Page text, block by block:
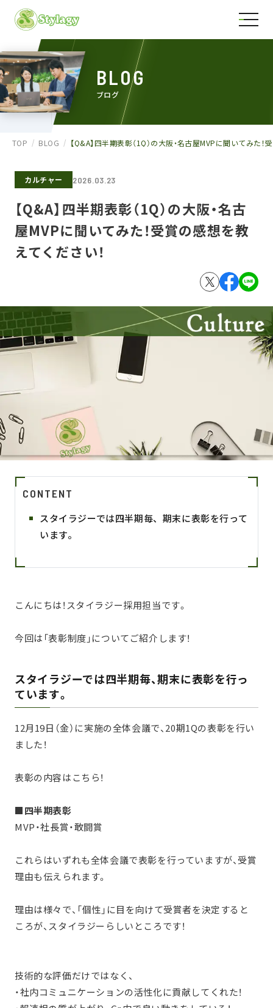
BLOG
ブログ
TOP BLOG 【Q&A】四半期表彰（1Q）の大阪・名古屋MVPに聞いてみた
カルチャー 2026.03.23
【Q&A】四半期表彰（1Q）の大阪・名古
屋MVPに聞いてみた！受賞の感想を教
えてください！
CONTENT
スタイラジーでは四半期毎、期末に表彰を行って
います。
こんにちは！スタイラジー採用担当です。
今回は「表彰制度」についてご紹介します！
スタイラジーでは四半期毎、期末に表彰を行っ
ています。
12月19日（金）に実施の全体会議で、20期1Qの表彰を行い
ました！
表彰の内容はこちら！
■四半期表彰
MVP・社長賞・敢闘賞
これらはいずれも全体会議で表彰を行っていますが、受賞
理由も伝えられます。
理由は様々で、「個性」に目を向けて受賞者を決定すると
ころが、スタイラジーらしいところです！
技術的な評価だけではなく、
・社内コミュニケーションの活性化に貢献してくれた！